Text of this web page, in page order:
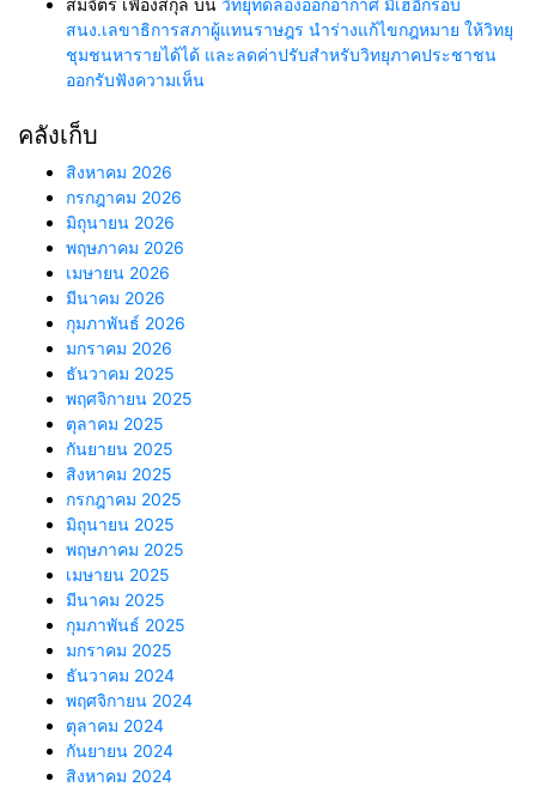
สมจิตร เฟื่องสกุล บน วิทยุทดลองออกอากาศ มีเฮอีกรอบ
สนง.เลขาธิการสภาผู้แทนราษฎร นำร่างแก้ไขกฎหมาย ให้วิทยุ
ชุมชนหารายได้ได้ และลดค่าปรับสำหรับวิทยุภาคประชาชน
ออกรับฟังความเห็น
คลังเก็บ
สิงหาคม 2026
กรกฎาคม 2026
มิถุนายน 2026
พฤษภาคม 2026
เมษายน 2026
มีนาคม 2026
กุมภาพันธ์ 2026
มกราคม 2026
ธันวาคม 2025
พฤศจิกายน 2025
ตุลาคม 2025
กันยายน 2025
สิงหาคม 2025
กรกฎาคม 2025
มิถุนายน 2025
พฤษภาคม 2025
เมษายน 2025
มีนาคม 2025
กุมภาพันธ์ 2025
มกราคม 2025
ธันวาคม 2024
พฤศจิกายน 2024
ตุลาคม 2024
กันยายน 2024
สิงหาคม 2024